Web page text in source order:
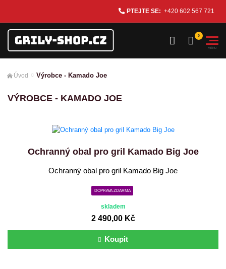
PTEJTE SE: +420 602 567 721
Úvod Výrobce - Kamado Joe
VÝROBCE - KAMADO JOE
Ochranný obal pro gril Kamado Big Joe
Ochranný obal pro gril Kamado Big Joe
DOPRAVA ZDARMA
skladem
2 490,00 Kč
Koupit